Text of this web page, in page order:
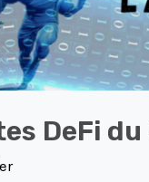
DeFi du